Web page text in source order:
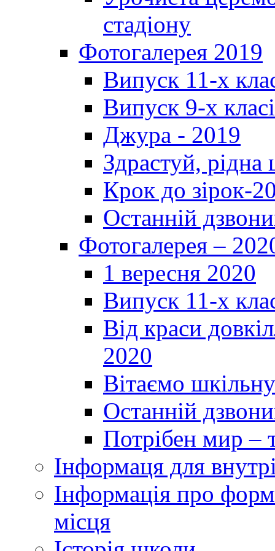
стадіону
Фотогалерея 2019
Випуск 11-х
Випуск 9-х
Джура - 2019
Здрастуй,
Крок до зірок-
Останній
Фотогалерея –
1 вересня 2020
Випуск 11-х
Від краси
2020
Вітаємо
Останній
Потрібен мир –
Інформаця для
Інформація про
місця